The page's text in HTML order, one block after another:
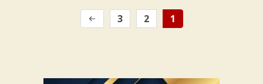
1
2
3